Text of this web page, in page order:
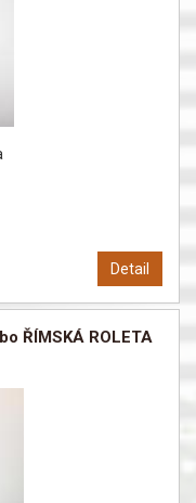
Detail
ŘÍMSKÁ ROLETA